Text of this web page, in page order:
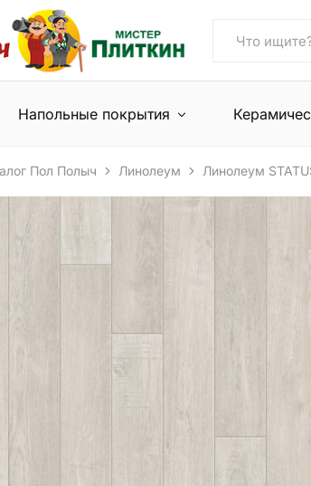
Напольные покрытия
Пол Полыч Линолеум Линолеум